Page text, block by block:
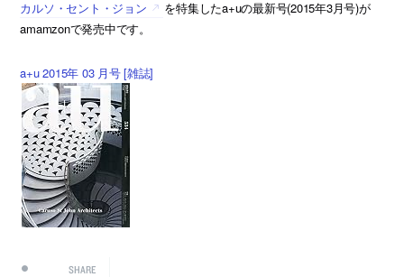
カルソ・セント・ジョン
を特集したa+uの最新号(2015年3月号)が
amamzonで発売中です。
a+u 2015年 03 月号 [雑誌]
SHARE